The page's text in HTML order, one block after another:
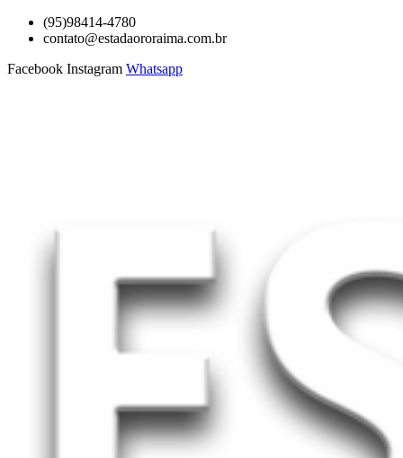
para
conteúdo
(95)98414-4780
contato@estadaororaima.com.br
Facebook Instagram Whatsapp